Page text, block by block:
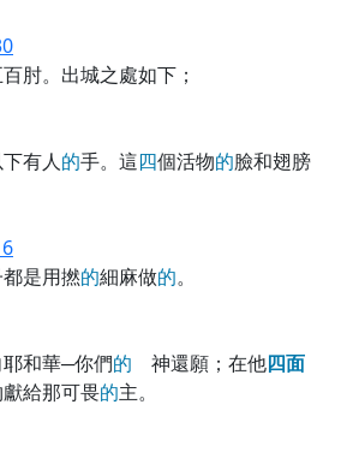
肘。出城之處如下；
有人的手。這四個活物的臉和翅膀
是用撚的細麻做的。
和華─你們的 神還願；在他四面
給那可畏的主。